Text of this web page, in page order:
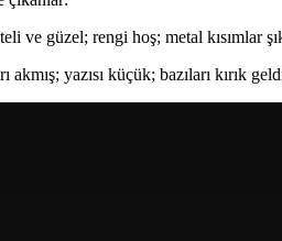
ve güzel; rengi hoş; metal kısımlar
akmış; yazısı küçük; bazıları kırık